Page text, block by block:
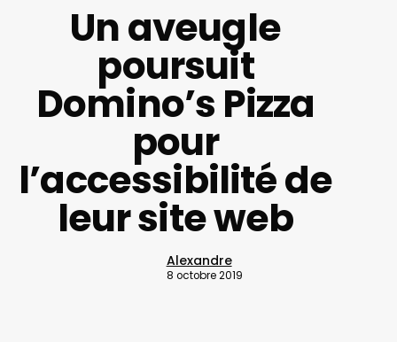
Un aveugle
poursuit
Domino’s Pizza
pour
l’accessibilité de
leur site web
Alexandre
8 octobre 2019